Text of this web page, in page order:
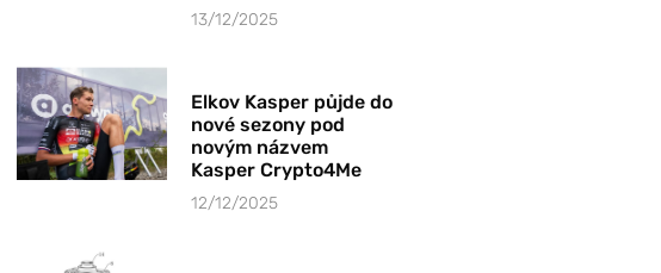
13/12/2025
Elkov Kasper půjde do
nové sezony pod
novým názvem
Kasper Crypto4Me
12/12/2025